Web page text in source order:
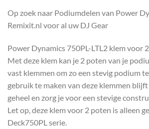
Op zoek naar Podiumdelen van Power
Remixit.nl voor al uw DJ Gear
Power Dynamics 750PL-LTL2 klem voor
Met deze klem kan je 2 poten van je
vast klemmen om zo een stevig podium
gebruik te maken van deze klemmen
geheel en zorg je voor een stevige
Let op, deze klem voor 2 poten is alleen
Deck750PL serie.